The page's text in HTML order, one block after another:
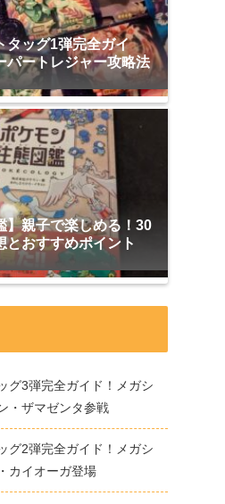
タッグ1弾完全ガイ
パートレジャー攻略法
】親子で楽しめる！30
とおすすめポイント
グ3弾完全ガイド！メガシ
・ザマゼンタ参戦
グ2弾完全ガイド！メガシ
カイオーガ登場